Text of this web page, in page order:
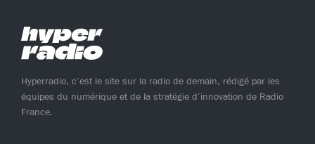
Hyperradio, c’est le site sur la radio de demain, rédigé par les
équipes du numérique et de la stratégie d’innovation de Radio
France.